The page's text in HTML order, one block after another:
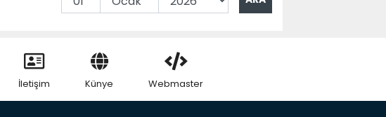
İletişim Künye Webmaster